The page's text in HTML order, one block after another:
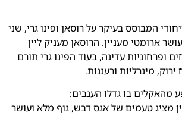
המבוסס בעיקר על רוסאן ופינו גרי, שני
ארומטי מעניין. הרוסאן מעניק ליין
ופרחוניות עדינה, בעוד הפינו גרי תורם
מינרליות ורעננות.
מהאקלים בו גדלו הענבים:
מציג טעמים של אגס דבש, גוף מלא ועושר